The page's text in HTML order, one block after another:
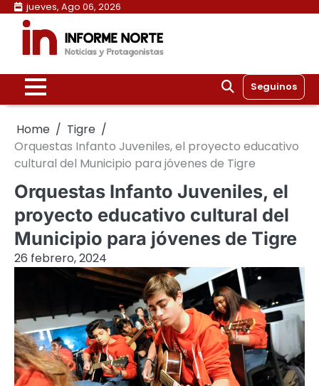
Skip
content
jueves, Ago 06, 2026
Seguinos
Home
Tigre
Orquestas Infanto Juveniles, el proyecto educativo
cultural del Municipio para jóvenes de Tigre
Orquestas Infanto Juveniles, el
proyecto educativo cultural del
Municipio para jóvenes de Tigre
26 febrero, 2024